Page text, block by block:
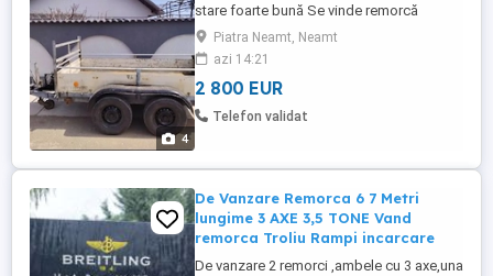
4
stare foarte bună Se vinde remorcă
Hapert basculabilă, robustă și fiabilă, cu
capacitate de 2000 kg, ideală pentru
transport materiale de construcții, lemne,
utilaje sau diverse mărfuri. Sistem de
basculare manuală, pregătită și pentru
Piatra Neamt, Neamt
azi 14:21
2 800 EUR
Telefon validat
De Vanzare Remorca 6 7 Metri
lungime 3 AXE 3,5 TONE Vand
remorca Troliu Rampi incarcare
De vanzare 2 remorci ,ambele cu 3 axe,una